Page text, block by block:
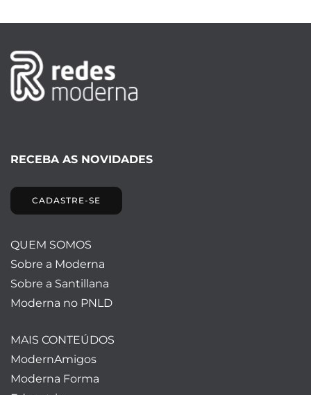
RECEBA AS NOVIDADES
CADASTRE-SE
QUEM SOMOS
Sobre a Moderna
Sobre a Santillana
Moderna no PNLD
MAIS CONTEÚDOS
ModernAmigos
Moderna Forma